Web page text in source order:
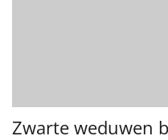
Zwarte weduwen